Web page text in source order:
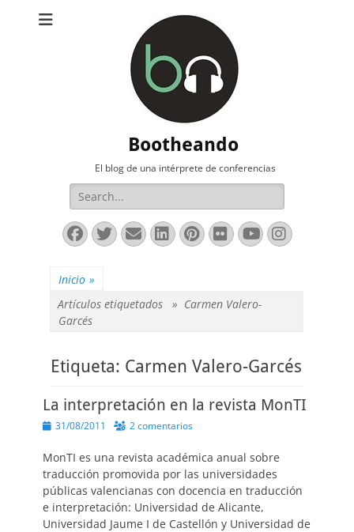
Bootheando
El blog de una intérprete de conferencias
Buscar:
Facebook
Twitter
Correo
electrónico
LinkedIn
Pinterest
FlickrYouTube
Inicio »
Artículos etiquetados » Carmen Valero-
Garcés
Etiqueta: Carmen Valero-Garcés
La interpretación en la revista MonTI
Publicado
31/08/2011 2 comentarios
MonTI es una revista académica anual sobre
traducción promovida por las universidades
públicas valencianas con docencia en traducción
e interpretación: Universidad de Alicante,
Universidad Jaume I de Castellón y Universidad de